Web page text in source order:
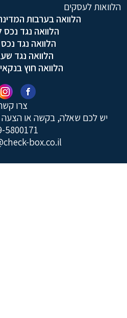
צרו קשר
יש לכם שאלה, בקשה או הצעה
5800171
box.co.il
הלוואות לעסקים
הלוואה בערבות
הלוואה נגד נכס
הלוואה נגד
הלוואה נגד
הלוואה חוץ